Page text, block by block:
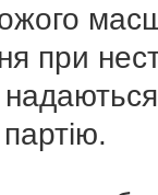
при
надаються